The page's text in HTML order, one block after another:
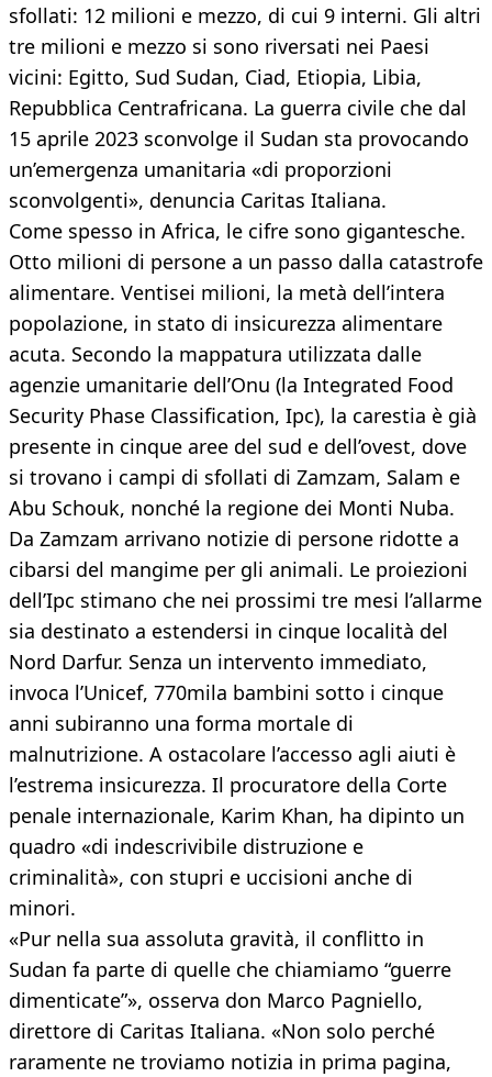
sfollati: 12 milioni e mezzo, di cui 9 interni. Gli altri
tre milioni e mezzo si sono riversati nei Paesi
vicini: Egitto, Sud Sudan, Ciad, Etiopia, Libia,
Repubblica Centrafricana. La guerra civile che dal
15 aprile 2023 sconvolge il Sudan sta provocando
un’emergenza umanitaria «di proporzioni
sconvolgenti», denuncia Caritas Italiana.
Come spesso in Africa, le cifre sono gigantesche.
Otto milioni di persone a un passo dalla catastrofe
alimentare. Ventisei milioni, la metà dell’intera
popolazione, in stato di insicurezza alimentare
acuta. Secondo la mappatura utilizzata dalle
agenzie umanitarie dell’Onu (la Integrated Food
Security Phase Classification, Ipc), la carestia è già
presente in cinque aree del sud e dell’ovest, dove
si trovano i campi di sfollati di Zamzam, Salam e
Abu Schouk, nonché la regione dei Monti Nuba.
Da Zamzam arrivano notizie di persone ridotte a
cibarsi del mangime per gli animali. Le proiezioni
dell’Ipc stimano che nei prossimi tre mesi l’allarme
sia destinato a estendersi in cinque località del
Nord Darfur. Senza un intervento immediato,
invoca l’Unicef, 770mila bambini sotto i cinque
anni subiranno una forma mortale di
malnutrizione. A ostacolare l’accesso agli aiuti è
l’estrema insicurezza. Il procuratore della Corte
penale internazionale, Karim Khan, ha dipinto un
quadro «di indescrivibile distruzione e
criminalità», con stupri e uccisioni anche di
minori.
«Pur nella sua assoluta gravità, il conflitto in
Sudan fa parte di quelle che chiamiamo “guerre
dimenticate”», osserva don Marco Pagniello,
direttore di Caritas Italiana. «Non solo perché
raramente ne troviamo notizia in prima pagina,